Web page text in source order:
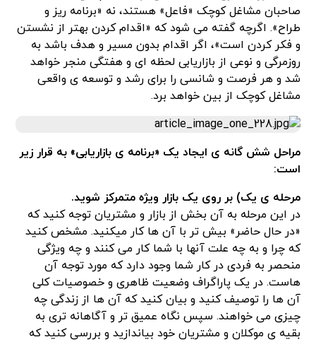
صاحبان مشاغل کوچک «فاعل» هستند، نه «برنامه ریز و
طراح». اگرچه گفته می شود که «اقدام کردن بهتر از نشستن
و فکر کردن است»، اگر اقدام بدون مسیر و هدف باشد به
روزمرگی و نوعی از بازاریابی لحظه ای و هفتگی منجر خواهد
شد و هر فرصت و شانسی را برای رشد و توسعه ی واقعی
مشاغل کوچک از بین خواهد برد.
مراحل شش گانه ی ایجاد یک «برنامه ی بازاریابی» به قرار زیر
است:
مرحله ی یک) بر روی یک بازار ویژه متمرکز شوید.
در این مرحله به آن بخش از بازار و مشتریان توجه کنید که
«در حال حاضر» بیش تر با آن ها کار می‎کنید. مشخص کنید
که چرا و به چه علت آنها با شما کار می کنند و چه ویژگی
منحصر به فردی در کار شما وجود دارد که مورد توجه آن
هاست. در یک پاراگراف وضعیت ظاهری و خصوصیات کلی
آن ها را توصیف کنید و بیان کنید که آن ها از زندگی چه
چیزی می خواهند. سپس نگاه عمیق تر و آگاهانه تری به
بقیه ی موکلان و مشتریان خود بیاندازید و بررسی کنید که